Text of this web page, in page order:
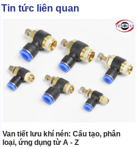
Tin tức liên quan
Van tiết lưu khí nén: Cấu tạo, phân
loại, ứng dụng từ A - Z